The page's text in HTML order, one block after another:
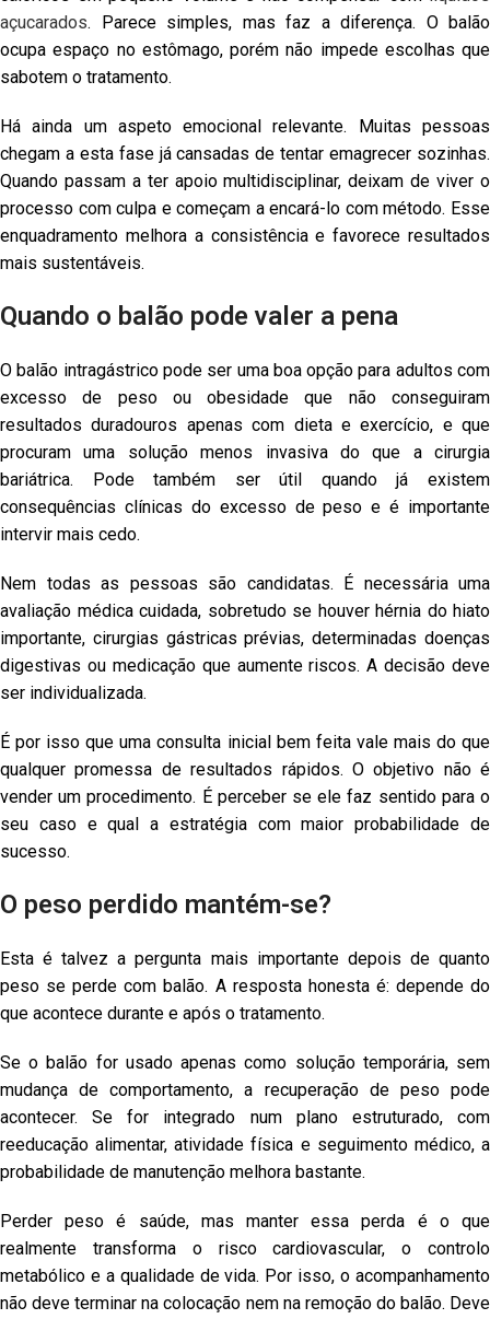
açucarados. Parece simples, mas faz a diferença. O balão
ocupa espaço no estômago, porém não impede escolhas que
sabotem o tratamento.
Há ainda um aspeto emocional relevante. Muitas pessoas
chegam a esta fase já cansadas de tentar emagrecer sozinhas.
Quando passam a ter apoio multidisciplinar, deixam de viver o
processo com culpa e começam a encará-lo com método. Esse
enquadramento melhora a consistência e favorece resultados
mais sustentáveis.
Quando o balão pode valer a pena
O balão intragástrico pode ser uma boa opção para adultos com
excesso de peso ou obesidade que não conseguiram
resultados duradouros apenas com dieta e exercício, e que
procuram uma solução menos invasiva do que a cirurgia
bariátrica. Pode também ser útil quando já existem
consequências clínicas do excesso de peso e é importante
intervir mais cedo.
Nem todas as pessoas são candidatas. É necessária uma
avaliação médica cuidada, sobretudo se houver hérnia do hiato
importante, cirurgias gástricas prévias, determinadas doenças
digestivas ou medicação que aumente riscos. A decisão deve
ser individualizada.
É por isso que uma consulta inicial bem feita vale mais do que
qualquer promessa de resultados rápidos. O objetivo não é
vender um procedimento. É perceber se ele faz sentido para o
seu caso e qual a estratégia com maior probabilidade de
sucesso.
O peso perdido mantém-se?
Esta é talvez a pergunta mais importante depois de quanto
peso se perde com balão. A resposta honesta é: depende do
que acontece durante e após o tratamento.
Se o balão for usado apenas como solução temporária, sem
mudança de comportamento, a recuperação de peso pode
acontecer. Se for integrado num plano estruturado, com
reeducação alimentar, atividade física e seguimento médico, a
probabilidade de manutenção melhora bastante.
Perder peso é saúde, mas manter essa perda é o que
realmente transforma o risco cardiovascular, o controlo
metabólico e a qualidade de vida. Por isso, o acompanhamento
não deve terminar na colocação nem na remoção do balão. Deve